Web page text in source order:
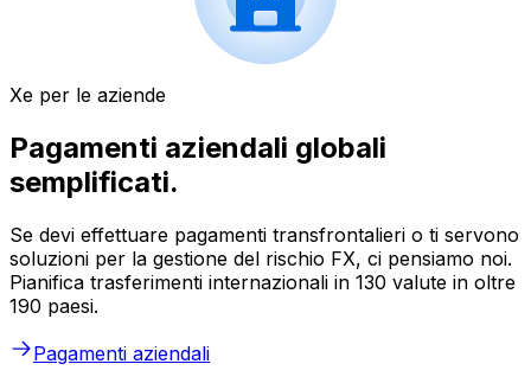
Xe per le aziende
Pagamenti aziendali globali
semplificati.
Se devi effettuare pagamenti transfrontalieri o ti servono
soluzioni per la gestione del rischio FX, ci pensiamo noi.
Pianifica trasferimenti internazionali in 130 valute in oltre
190 paesi.
Pagamenti aziendali